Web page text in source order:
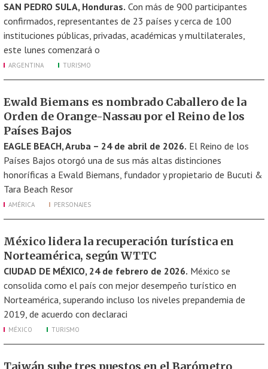
SAN PEDRO SULA, Honduras. Con más de 900 participantes
confirmados, representantes de 23 países y cerca de 100
instituciones públicas, privadas, académicas y multilaterales,
este lunes comenzará o
ARGENTINA TURISMO
Ewald Biemans es nombrado Caballero de la
Orden de Orange-Nassau por el Reino de los
Países Bajos
EAGLE BEACH, Aruba – 24 de abril de 2026. El Reino de los
Países Bajos otorgó una de sus más altas distinciones
honoríficas a Ewald Biemans, fundador y propietario de Bucuti &
Tara Beach Resor
AMÉRICA PERSONAJES
México lidera la recuperación turística en
Norteamérica, según WTTC
CIUDAD DE MÉXICO, 24 de febrero de 2026. México se
consolida como el país con mejor desempeño turístico en
Norteamérica, superando incluso los niveles prepandemia de
2019, de acuerdo con declaraci
MÉXICO TURISMO